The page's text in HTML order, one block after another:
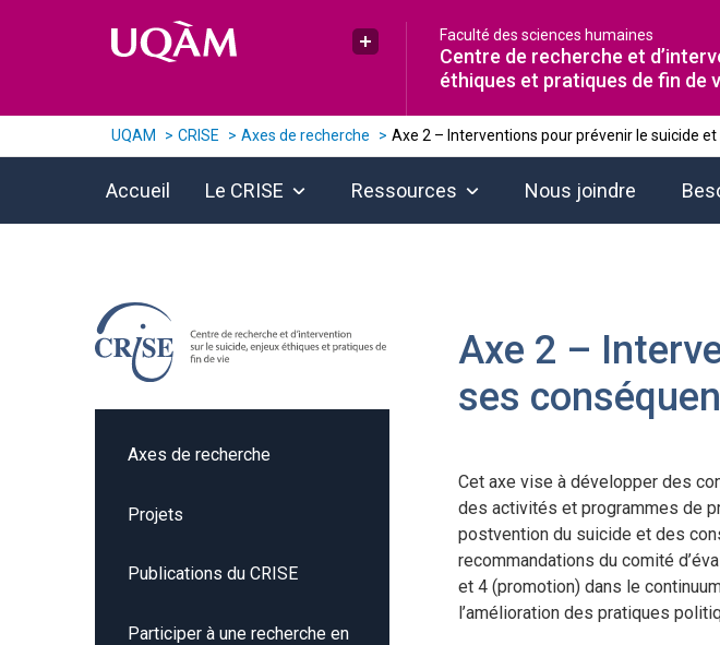
Plus UQAM
Faculté des sciences humaines
Centre de recherche et
éthiques et pratiques de fin de
UQAM CRISE Axes de recherche Axe 2 – Interventions pour prévenir le suicide
Accueil Le CRISE Ressources Nous joindre
Axes de recherche
Projets
Publications du CRISE
Participer à une recherche en
Axe 2 –
ses
Cet axe vise à développer des
des activités et programmes de
postvention du suicide et des
recommandations du comité
et 4 (promotion) dans le
l’amélioration des pratiques